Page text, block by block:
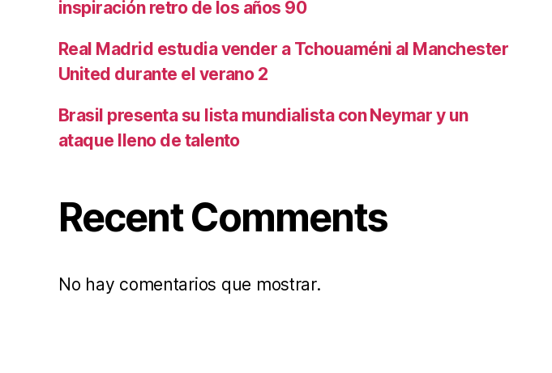
inspiración retro de los años 90
Real Madrid estudia vender a Tchouaméni al Manchester
United durante el verano 2
Brasil presenta su lista mundialista con Neymar y un
ataque lleno de talento
Recent Comments
No hay comentarios que mostrar.